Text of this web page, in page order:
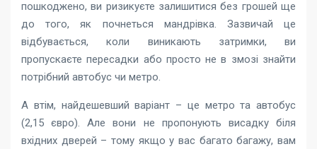
пошкоджено, ви ризикуєте залишитися без грошей ще
до того, як почнеться мандрівка. Зазвичай це
відбувається, коли виникають затримки, ви
пропускаєте пересадки або просто не в змозі знайти
потрібний автобус чи метро.
А втім, найдешевший варіант – це метро та автобус
(2,15 євро). Але вони не пропонують висадку біля
вхідних дверей – тому якщо у вас багато багажу, вам